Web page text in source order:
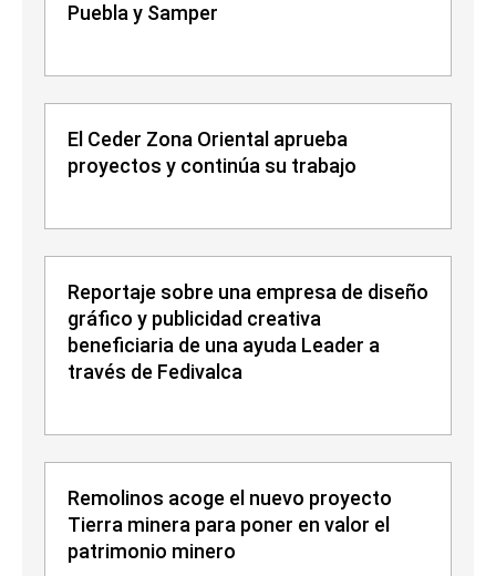
Puebla y Samper
El Ceder Zona Oriental aprueba
proyectos y continúa su trabajo
Reportaje sobre una empresa de diseño
gráfico y publicidad creativa
beneficiaria de una ayuda Leader a
través de Fedivalca
Remolinos acoge el nuevo proyecto
Tierra minera para poner en valor el
patrimonio minero